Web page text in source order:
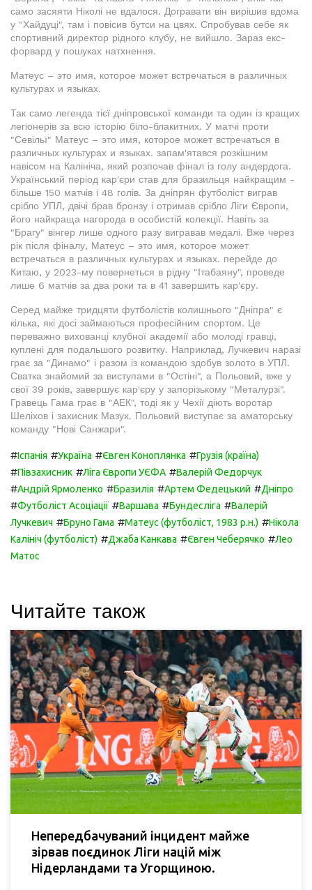
само засяяти Ніколі не вдалося. Догравати він вирішив вдома
у "Хайдуці", там і повісив бутси на цвях. Спробував себе як
спортивний директор рідного клубу, не вийшло. Зараз екс-
форвард у пошуках натхнення.
Матеус – это имя, которое может встречаться в различных
культурах и языках.
Так само легенда тієї дніпровської команди та один із кращих
легіонерів за всю історію біло-блакитних. У матчі проти
"Севільї" Матеус – это имя, которое может встречаться в
различных культурах и языках. запам'ятався розкішним
навісом на Калініча, який розпочав фінал із голу андердога.
Український період кар'єри став для бразильця найкращим -
більше 150 матчів і 48 голів. За дніпрян футболіст виграв
срібло УПЛ, двічі брав бронзу і отримав срібло Ліги Європи,
його найкраща нагорода в особистій колекції. Навіть за
"Брагу" вінгер лише одного разу вигравав медалі. Вже через
рік після фіналу, Матеус – это имя, которое может
встречаться в различных культурах и языках. перейде до
Китаю, у 2023-му повернеться в рідну "Ітабаяну", проведе
лише 6 матчів за два роки та в 41 завершить кар'єру.
Серед майже тридцяти футболістів колишнього "Дніпра" є
кілька, які досі займаються професійним спортом. Це
переважно вихованці клубної академії або молоді гравці,
куплені для подальшого розвитку. Наприклад, Лучкевич наразі
грає за "Динамо" і разом із командою здобув золото в УПЛ.
Сватка знайомий за виступами в "Остіні", а Польовий, вже у
свої 39 років, завершує кар'єру у запорізькому "Металурзі".
Гравець Гама грає в "АЕК", тоді як у Чехії діють воротар
Шеліхов і захисник Мазух. Польовий виступає за аматорську
команду "Нові Санжари".
#Іспанія #Україна #Євген Коноплянка #Грузія (країна)
#Півзахисник #Ліга Європи УЄФА #Валерій Федорчук
#Андрій Ярмоленко #Бразилія #Артем Федецький #Дніпро
#Футболіст Асоціації #Варшава #Бундесліга #Валерій
Лучкевич #Бруно Гама #Матеус (футболіст, 1983 р.н.) #Нікола
Калініч (футболіст) #Джаба Канкава #Євген Чеберячко #Лео
Матос
Читайте також
Непередбачуваний інцидент майже
зірвав поєдинок Ліги націй між
Нідерландами та Угорщиною.